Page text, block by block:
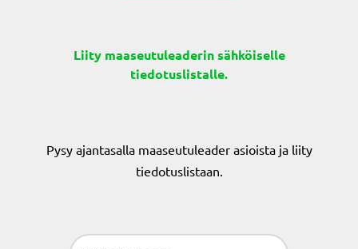
Liity maaseutuleaderin sähköiselle
tiedotuslistalle.
Pysy ajantasalla maaseutuleader asioista ja liity
tiedotuslistaan.